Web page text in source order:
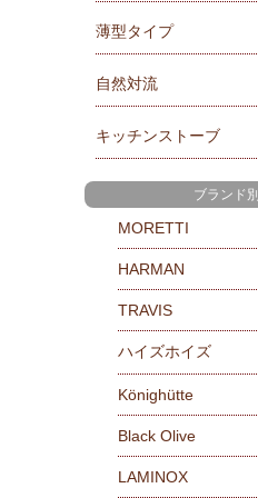
薄型タイプ
自然対流
キッチンストーブ
ブランド別
MORETTI
HARMAN
TRAVIS
ハイズホイズ
Könighütte
Black Olive
LAMINOX